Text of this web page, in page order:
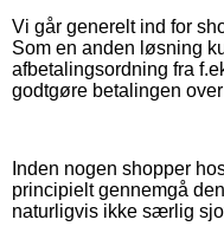
Vi går generelt ind for
Som en anden løsning
afbetalingsordning fra
godtgøre betalingen
Inden nogen shopper
principielt gennemgå
naturligvis ikke særlig